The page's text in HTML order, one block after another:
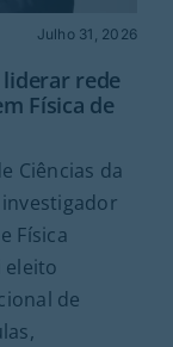
Julho 31, 2026
rede
Física de
Ciências da
Física
eleito
de